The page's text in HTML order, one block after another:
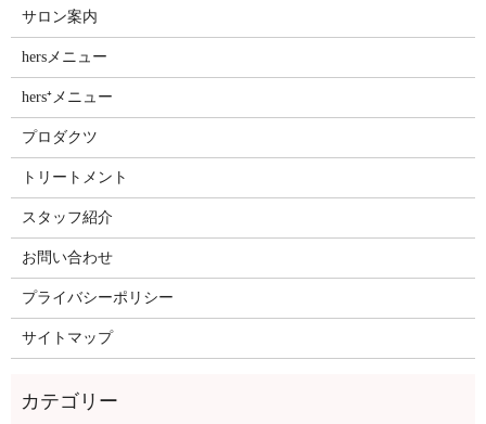
サロン案内
hersメニュー
hers⁺メニュー
プロダクツ
トリートメント
スタッフ紹介
お問い合わせ
プライバシーポリシー
サイトマップ